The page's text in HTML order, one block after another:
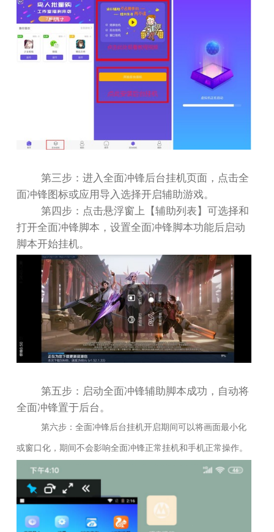
第三步：进入全面冲锋后台挂机页面，点击全
面冲锋图标或应用导入选择开启辅助游戏。
第四步：点击悬浮窗上【辅助列表】可选择和
打开全面冲锋脚本，设置全面冲锋脚本功能后启动
脚本开始挂机。
第五步：启动全面冲锋辅助脚本成功，自动将
全面冲锋置于后台。
第六步：全面冲锋后台挂机开启期间可以将画面最小化
或窗口化，期间不会影响全面冲锋正常挂机和手机正常操作。